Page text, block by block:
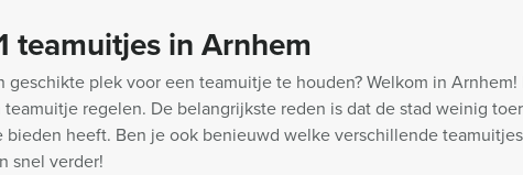
teamuitjes in Arnhem
geschikte plek voor een teamuitje te houden? Welkom in
regelen. De belangrijkste reden is dat de stad weinig
bieden heeft. Ben je ook benieuwd welke verschillende
snel verder!